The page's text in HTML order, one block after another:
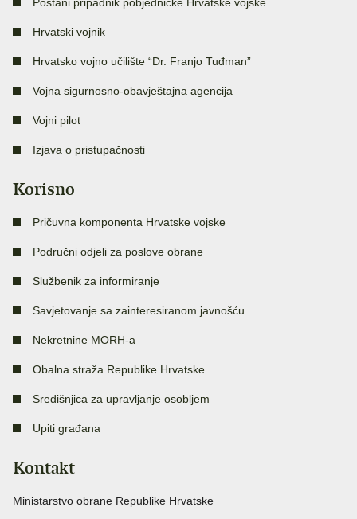
Hrvatski vojnik
Hrvatsko vojno učilište “Dr. Franjo Tuđman”
Vojna sigurnosno-obavještajna agencija
Vojni pilot
Izjava o pristupačnosti
Korisno
Pričuvna komponenta Hrvatske vojske
Područni odjeli za poslove obrane
Službenik za informiranje
Savjetovanje sa zainteresiranom javnošću
Nekretnine MORH-a
Obalna straža Republike Hrvatske
Središnjica za upravljanje osobljem
Upiti građana
Kontakt
Ministarstvo obrane Republike Hrvatske